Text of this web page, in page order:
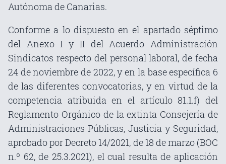
Autónoma de Canarias.
Conforme a lo dispuesto en el apartado séptimo
del Anexo I y II del Acuerdo Administración
Sindicatos respecto del personal laboral, de fecha
24 de noviembre de 2022, y en la base específica 6
de las diferentes convocatorias, y en virtud de la
competencia atribuida en el artículo 81.1.f) del
Reglamento Orgánico de la extinta Consejería de
Administraciones Públicas, Justicia y Seguridad,
aprobado por Decreto 14/2021, de 18 de marzo (BOC
n.º 62, de 25.3.2021), el cual resulta de aplicación